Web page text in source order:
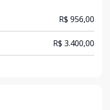
R$ 956,00
R$ 3.400,00